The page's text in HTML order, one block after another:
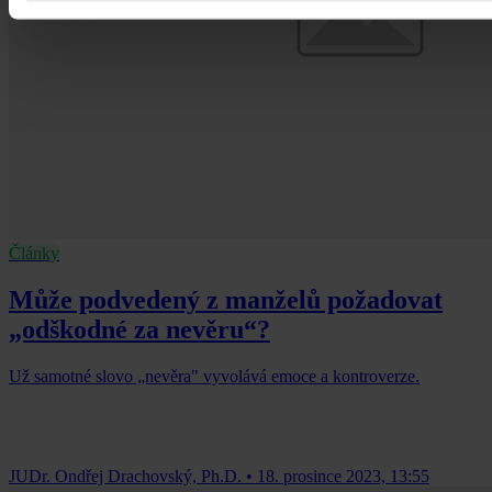
Články
Může podvedený z manželů požadovat
„odškodné za nevěru“?
Už samotné slovo „nevěra" vyvolává emoce a kontroverze.
JUDr. Ondřej Drachovský, Ph.D. • 18. prosince 2023, 13:55